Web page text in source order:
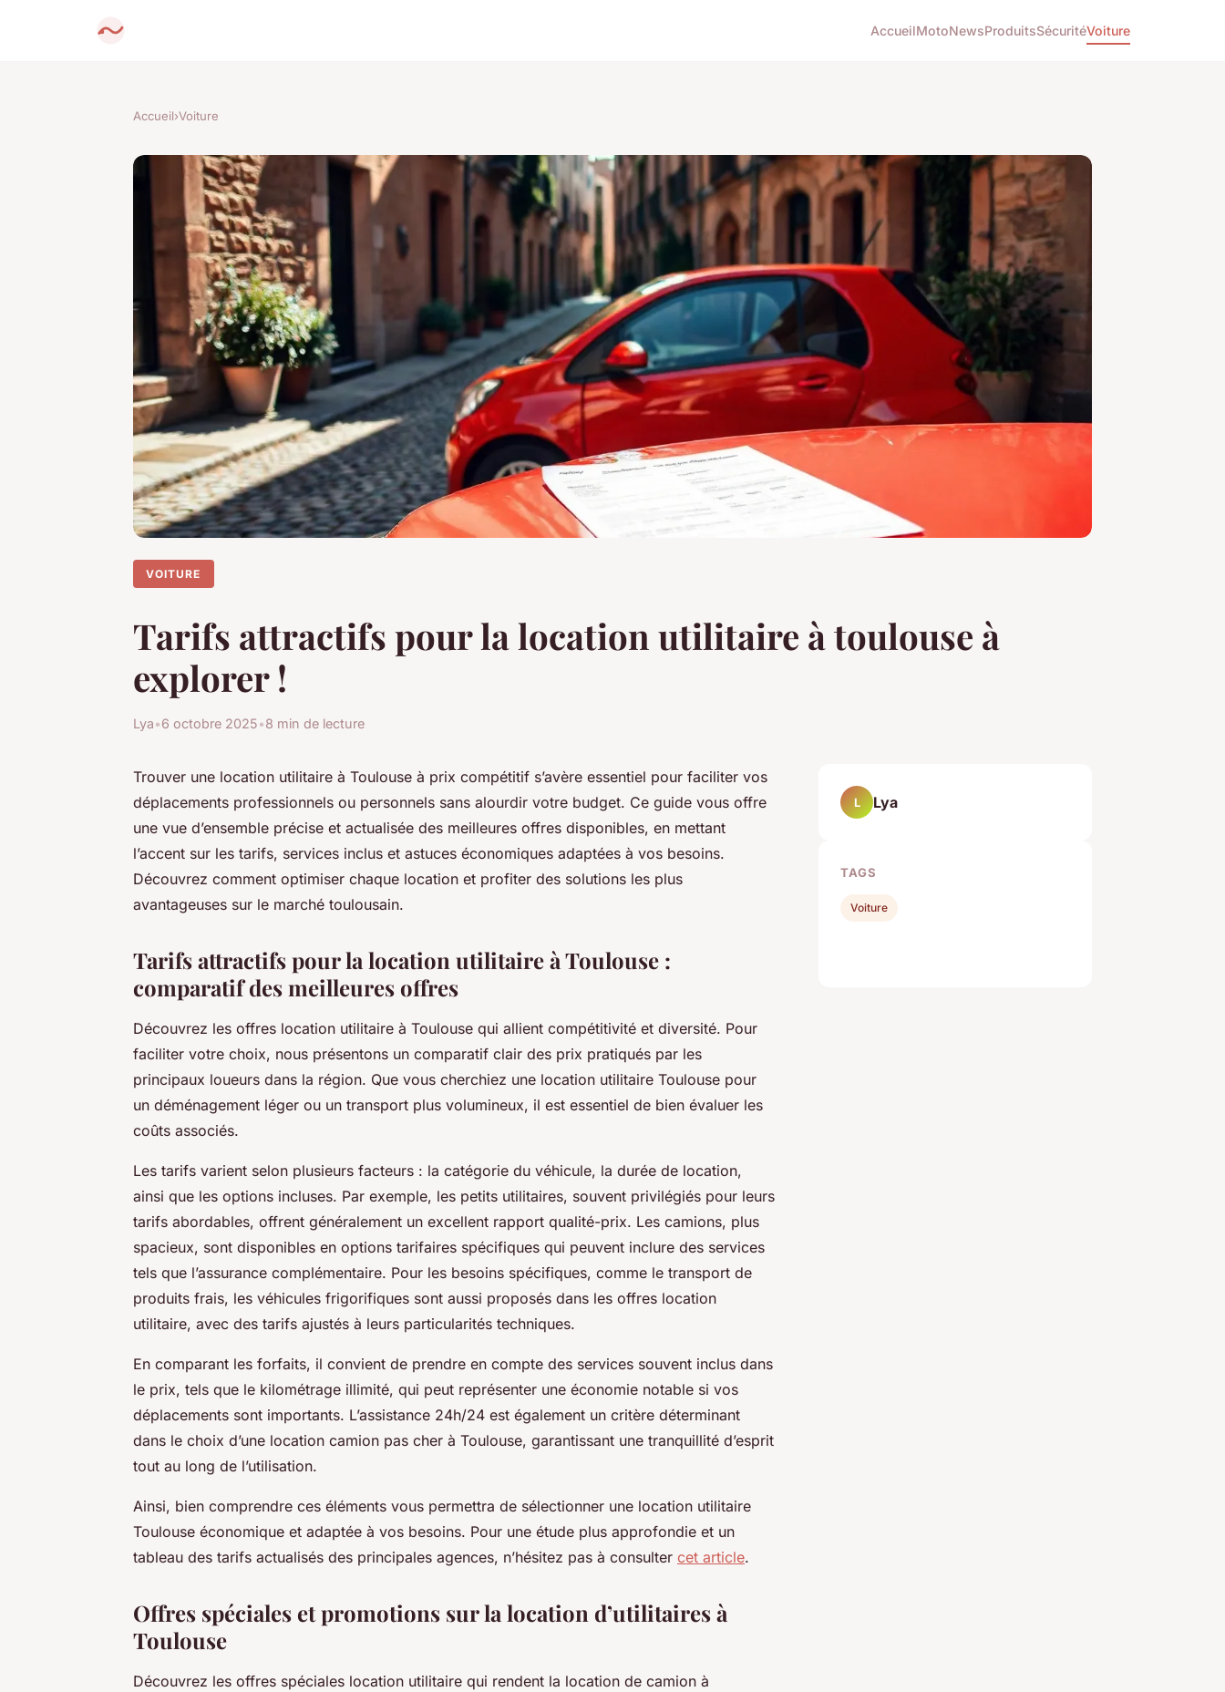
AccueilMotoNewsProduitsSécuritéVoiture
Accueil›Voiture
VOITURE
Tarifs attractifs pour la location utilitaire à toulouse à
explorer !
Lya•6 octobre 2025•8 min de lecture
Trouver une location utilitaire à Toulouse à prix compétitif s’avère essentiel pour faciliter vos
déplacements professionnels ou personnels sans alourdir votre budget. Ce guide vous offre
une vue d’ensemble précise et actualisée des meilleures offres disponibles, en mettant
l’accent sur les tarifs, services inclus et astuces économiques adaptées à vos besoins.
Découvrez comment optimiser chaque location et profiter des solutions les plus
avantageuses sur le marché toulousain.
Tarifs attractifs pour la location utilitaire à Toulouse :
comparatif des meilleures offres
Découvrez les offres location utilitaire à Toulouse qui allient compétitivité et diversité. Pour
faciliter votre choix, nous présentons un comparatif clair des prix pratiqués par les
principaux loueurs dans la région. Que vous cherchiez une location utilitaire Toulouse pour
un déménagement léger ou un transport plus volumineux, il est essentiel de bien évaluer les
coûts associés.
Les tarifs varient selon plusieurs facteurs : la catégorie du véhicule, la durée de location,
ainsi que les options incluses. Par exemple, les petits utilitaires, souvent privilégiés pour leurs
tarifs abordables, offrent généralement un excellent rapport qualité-prix. Les camions, plus
spacieux, sont disponibles en options tarifaires spécifiques qui peuvent inclure des services
tels que l’assurance complémentaire. Pour les besoins spécifiques, comme le transport de
produits frais, les véhicules frigorifiques sont aussi proposés dans les offres location
utilitaire, avec des tarifs ajustés à leurs particularités techniques.
En comparant les forfaits, il convient de prendre en compte des services souvent inclus dans
le prix, tels que le kilométrage illimité, qui peut représenter une économie notable si vos
déplacements sont importants. L’assistance 24h/24 est également un critère déterminant
dans le choix d’une location camion pas cher à Toulouse, garantissant une tranquillité d’esprit
tout au long de l’utilisation.
Ainsi, bien comprendre ces éléments vous permettra de sélectionner une location utilitaire
Toulouse économique et adaptée à vos besoins. Pour une étude plus approfondie et un
tableau des tarifs actualisés des principales agences, n’hésitez pas à consulter cet article.
Offres spéciales et promotions sur la location d’utilitaires à
Toulouse
Découvrez les offres spéciales location utilitaire qui rendent la location de camion à
L Lya
TAGS
Voiture